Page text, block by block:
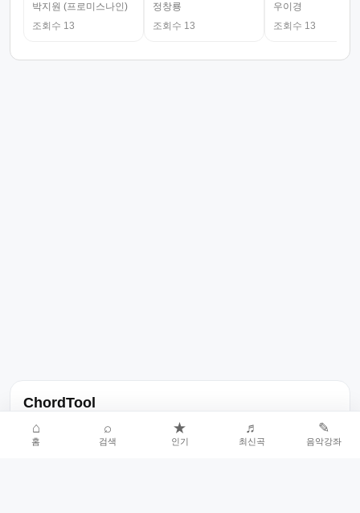
박지원 (프로미스나인)
조회수 13
정창룡
조회수 13
우이경
조회수 13
ChordTool
노래 가사, 곡 정보, 코드, 악보를 한곳에서 찾을 수 있는 음악 정보
서비스입니다.
⌂
홈
⌕
검색
★
인기
♬
최신곡
✎
음악강좌